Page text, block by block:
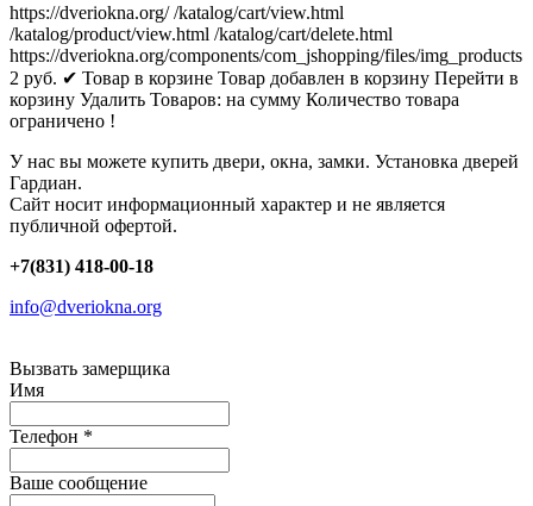
https://dveriokna.org/ /katalog/cart/view.html
/katalog/product/view.html /katalog/cart/delete.html
https://dveriokna.org/components/com_jshopping/files/img_products
2 руб. ✔ Товар в корзине Товар добавлен в корзину Перейти в
корзину Удалить Товаров: на сумму Количество товара
ограничено !
У нас вы можете купить двери, окна, замки. Установка дверей
Гардиан.
Сайт носит информационный характер и не является
публичной офертой.
+7(831) 418-00-18
info@dveriokna.org
Вызвать замерщика
Имя
Телефон *
Ваше сообщение